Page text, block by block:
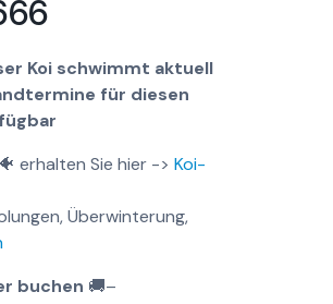
Koi schwimmt aktuell
für diesen
erhalten Sie hier -> Koi-
Überwinterung,
buchen 🚚–